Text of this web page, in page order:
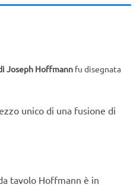
Joseph Hoffmann fu disegnata
unico di una fusione di
tavolo Hoffmann è in